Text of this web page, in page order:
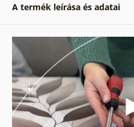
A termék leírása és adatai